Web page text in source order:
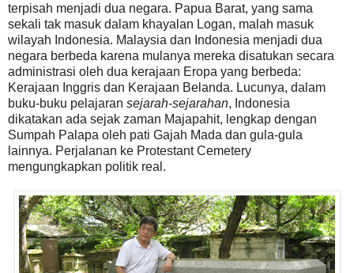
terpisah menjadi dua negara. Papua Barat, yang sama
sekali tak masuk dalam khayalan Logan, malah masuk
wilayah Indonesia. Malaysia dan Indonesia menjadi dua
negara berbeda karena mulanya mereka disatukan secara
administrasi oleh dua kerajaan Eropa yang berbeda:
Kerajaan Inggris dan Kerajaan Belanda. Lucunya, dalam
buku-buku pelajaran sejarah-sejarahan, Indonesia
dikatakan ada sejak zaman Majapahit, lengkap dengan
Sumpah Palapa oleh pati Gajah Mada dan gula-gula
lainnya. Perjalanan ke Protestant Cemetery
mengungkapkan politik real.